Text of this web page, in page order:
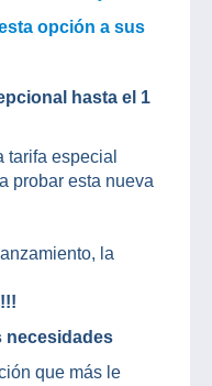
opción a sus
hasta el 1
tarifa especial
probar esta nueva
la
necesidades
que más le